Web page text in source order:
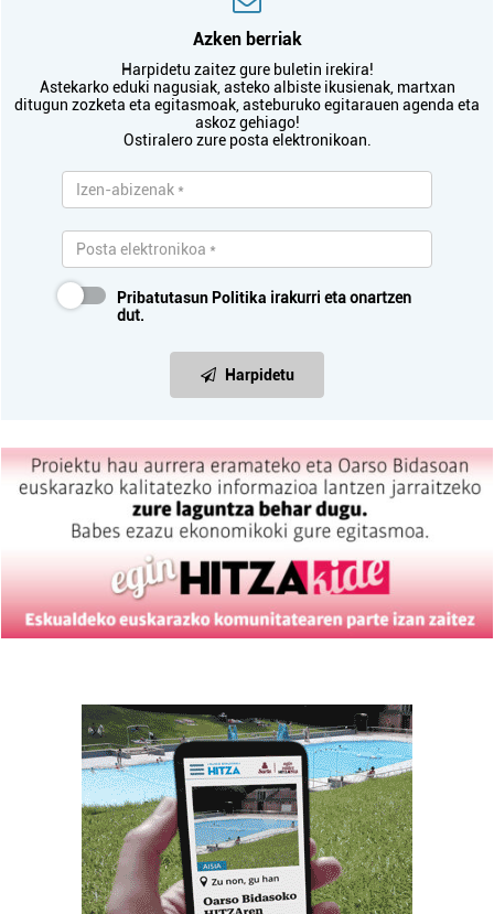
Azken berriak
Harpidetu zaitez gure buletin irekira!
Astekarko eduki nagusiak, asteko albiste ikusienak, martxan
ditugun zozketa eta egitasmoak, asteburuko egitarauen agenda eta
askoz gehiago!
Ostiralero zure posta elektronikoan.
Pribatutasun Politika irakurri eta onartzen
dut.
Harpidetu